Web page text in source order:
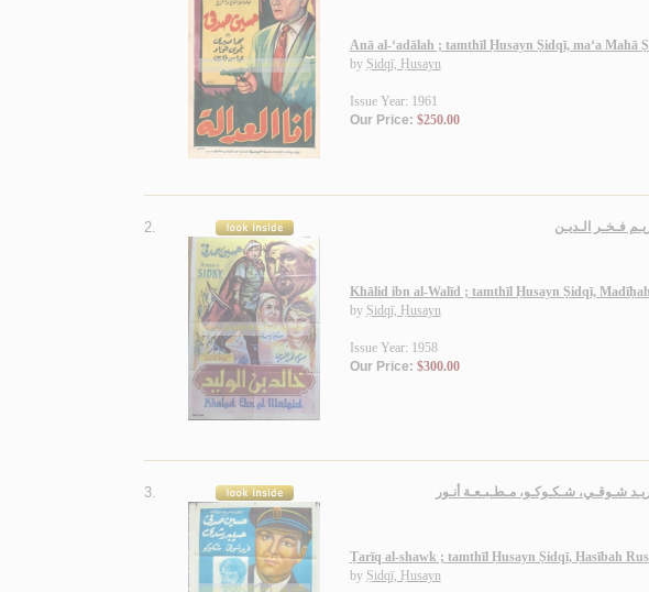
Anā al-‘adālah ; tamthīl Ḥusayn Ṣidqī, ma‘a Mahā
by Ṣidqī, Ḥusayn
Issue Year: 1961
Our Price: $250.00
2.
فـخـر الـديـن
Khālid ibn al-Walīd ; tamthīl Ḥusayn Ṣidqī,
by Ṣidqī, Ḥusayn
Issue Year: 1958
Our Price: $300.00
3.
شـوقـي، شـكـوكـو، مـطـبـعـة أنـور
Ṭarīq al-shawk ; tamthīl Ḥusayn Ṣidqī, Ḥasībah
by Ṣidqī, Ḥusayn